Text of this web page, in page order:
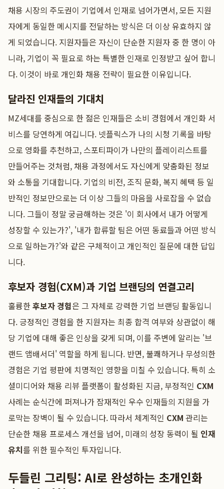
채용 시장의 주도권이 기업에서 인재로 넘어가면서, 모든 지원
자에게 동일한 메시지를 전달하는 방식은 더 이상 유효하지 않
게 되었습니다. 지원자들은 자신이 단순한 지원자 중 한 명이 아
니라, 기업이 꼭 필요로 하는 특별한 인재로 인정받고 싶어 합니
다. 이것이 바로 개인화 채용 전략이 필요한 이유입니다.
달라진 인재들의 기대치
MZ세대를 중심으로 한 젊은 인재들은 소비 경험에서 개인화 서
비스를 당연하게 여깁니다. 넷플릭스가 나의 시청 기록을 바탕
으로 영화를 추천하고, 스포티파이가 나만의 플레이리스트를
만들어주는 것처럼, 채용 과정에서도 자신에게 맞춤화된 정보
와 소통을 기대합니다. 기업의 비전, 조직 문화, 복지 혜택 등 일
반적인 정보만으로는 더 이상 그들의 마음을 사로잡을 수 없습
니다. 그들이 정말 궁금해하는 것은 '이 회사에서 내가 어떻게
성장할 수 있는가?', '내가 합류할 팀은 어떤 동료들과 어떤 방식
으로 일하는가?'와 같은 구체적이고 개인적인 질문에 대한 답입
니다.
후보자 경험(CXM)과 기업 브랜딩의 연결고리
훌륭한후보자 경험은 그 자체로 강력한 기업 브랜딩 활동입니
다. 긍정적인 경험을 한 지원자는 최종 합격 여부와 상관없이 해
당 기업에 대해 좋은 인상을 갖게 되며, 이를 주변에 알리는 '브
랜드 앰배서더' 역할을 하게 됩니다. 반면, 불쾌하거나 무성의한
경험은 기업 평판에 치명적인 영향을 미칠 수 있습니다. 특히 소
셜미디어와 채용 리뷰 플랫폼이 활성화된 지금, 부정적인 CXM
사례는 순식간에 퍼져나가 잠재적인 우수 인재들의 지원을 가
로막는 장벽이 될 수 있습니다. 따라서 체계적인 CXM 관리는
단순한 채용 프로세스 개선을 넘어, 미래의 성장 동력이 될 인재
유치를 위한 필수적인 투자입니다.
두들린 그리팅: AI로 완성하는 초개인화